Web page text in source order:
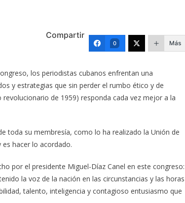
Compartir
0 Más
los periodistas cubanos enfrentan una
y estrategias que sin perder el rumbo ético y de
de 1959) responda cada vez mejor a la
toda su membresía, como lo ha realizado la Unión de
hacer lo acordado.
por el presidente Miguel-Díaz Canel en este congreso:
la voz de la nación en las circunstancias y las horas
talento, inteligencia y contagioso entusiasmo que